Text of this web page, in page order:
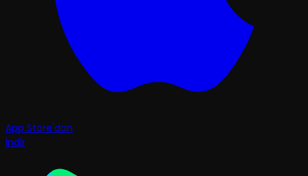
App Store'dan
İndir